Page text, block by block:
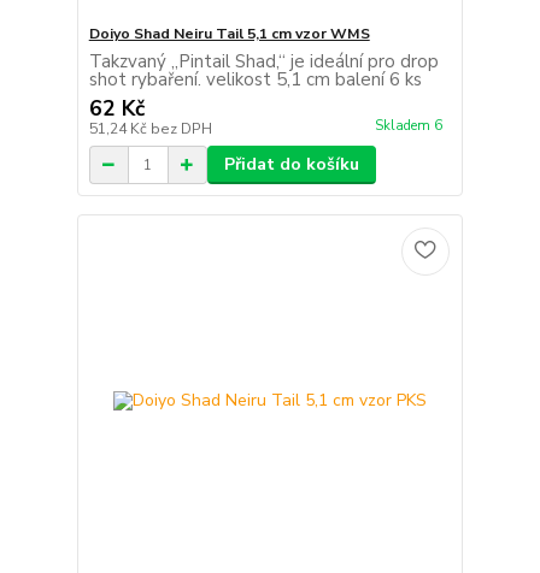
Doiyo Shad Neiru Tail 5,1 cm vzor WMS
Takzvaný „Pintail Shad,“ je ideální pro drop
shot rybaření. velikost 5,1 cm balení 6 ks
62 Kč
51,24 Kč bez DPH Skladem 6
Přidat do košíku